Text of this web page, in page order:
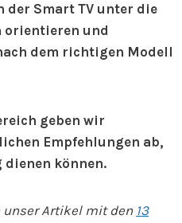
Smart TV unter die
orientieren und
dem richtigen Modell
geben wir
Empfehlungen ab,
können.
unser Artikel mit den 13